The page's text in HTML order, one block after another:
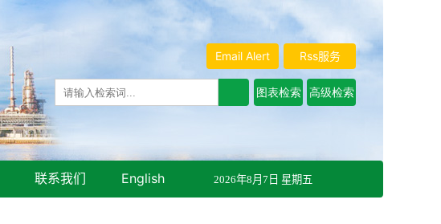
Rss服务
Email Alert
联系我们 English 2026年8月7日 星期五